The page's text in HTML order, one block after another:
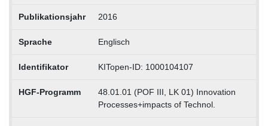
Publikationsjahr 2016
Sprache Englisch
Identifikator KITopen-ID: 1000104107
HGF-Programm
48.01.01 (POF III, LK 01) Innovation
Processes+impacts of Technol.